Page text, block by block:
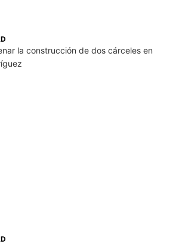
la construcción de dos cárceles en